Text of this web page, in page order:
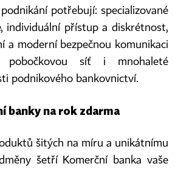
potřebují: specializované
individuální přístup a diskrétnost,
a moderní bezpečnou komunikaci
pobočkovou síť i mnohaleté
podnikového bankovnictví.
banky na rok zdarma
šitých na míru a unikátnímu
šetří Komerční banka vaše